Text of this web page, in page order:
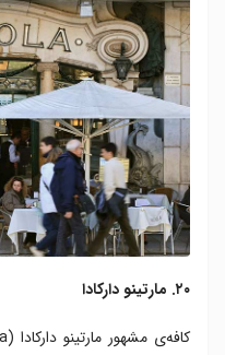
۲۰. مارتینو دارکادا